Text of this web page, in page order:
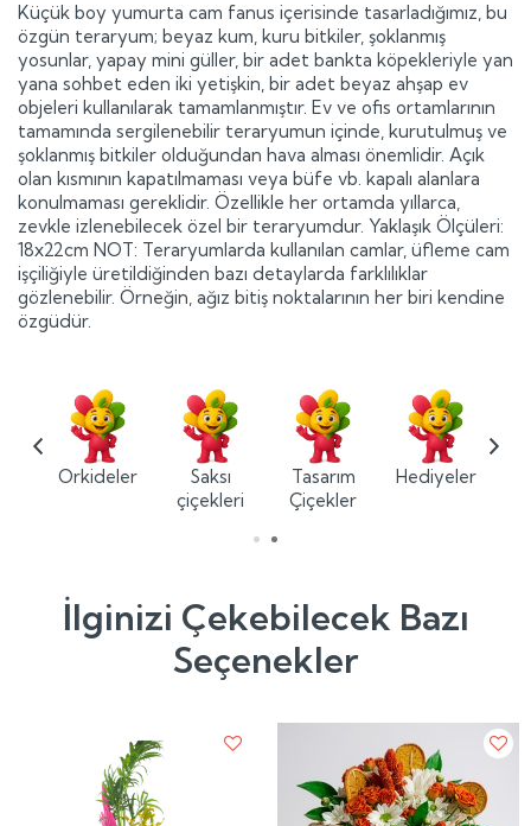
Küçük boy yumurta cam fanus içerisinde tasarladığımız, bu
özgün teraryum; beyaz kum, kuru bitkiler, şoklanmış
yosunlar, yapay mini güller, bir adet bankta köpekleriyle yan
yana sohbet eden iki yetişkin, bir adet beyaz ahşap ev
objeleri kullanılarak tamamlanmıştır. Ev ve ofis ortamlarının
tamamında sergilenebilir teraryumun içinde, kurutulmuş ve
şoklanmış bitkiler olduğundan hava alması önemlidir. Açık
olan kısmının kapatılmaması veya büfe vb. kapalı alanlara
konulmaması gereklidir. Özellikle her ortamda yıllarca,
zevkle izlenebilecek özel bir teraryumdur. Yaklaşık Ölçüleri:
18x22cm NOT: Teraryumlarda kullanılan camlar, üfleme cam
işçiliğiyle üretildiğinden bazı detaylarda farklılıklar
gözlenebilir. Örneğin, ağız bitiş noktalarının her biri kendine
özgüdür.
Orkideler
Saksı
çiçekleri
Tasarım
Çiçekler
Hediyeler
İlginizi Çekebilecek Bazı
Seçenekler